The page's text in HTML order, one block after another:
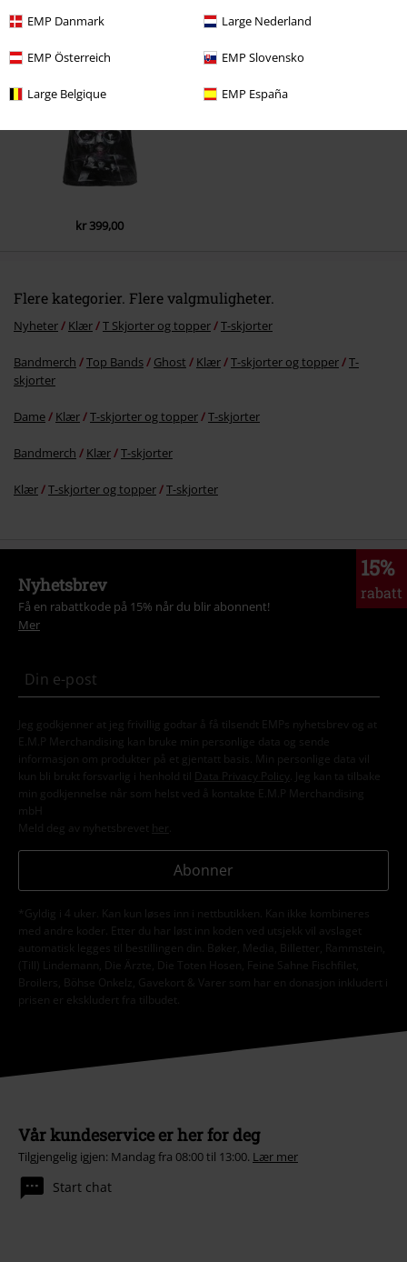
EMP Danmark Large Nederland
EMP Österreich EMP Slovensko
Large Belgique EMP España
Siste besøk
kr 399,00
Flere kategorier. Flere valgmuligheter.
Nyheter Klær T Skjorter og topper T-skjorter
Bandmerch Top Bands Ghost Klær T-skjorter og topper
T-
skjorter
Dame Klær T-skjorter og topper T-skjorter
Bandmerch Klær T-skjorter
Klær T-skjorter og topper T-skjorter
15%
rabatt
Nyhetsbrev
Få en rabattkode på 15% når du blir abonnent!
Mer
Jeg godkjenner at jeg frivillig godtar å få tilsendt EMPs nyhetsbrev og at
E.M.P Merchandising kan bruke min personlige data og sende
informasjon om produkter på et gjentatt basis. Min personlige data vil
kun bli brukt forsvarlig i henhold til
Data Privacy Policy
. Jeg kan ta tilbake
min godkjennelse når som helst ved å kontakte E.M.P Merchandising
mbH
Meld deg av nyhetsbrevet her
Abonner
*Gyldig i 4 uker. Kan kun løses inn i nettbutikken. Kan ikke kombineres
med andre koder. Etter du har løst inn koden ved utsjekk vil avslaget
automatisk legges til bestillingen din. Bøker, Media, Billetter, Rammstein,
(Till) Lindemann, Die Ärzte, Die Toten Hosen, Feine Sahne Fischfilet,
Broilers, Böhse Onkelz, Gavekort & Varer som har en donasjon inkludert i
prisen er ekskludert fra tilbudet.
Vår kundeservice er her for deg
Tilgjengelig igjen: Mandag fra 08:00 til 13:00. Lær mer
Start chat